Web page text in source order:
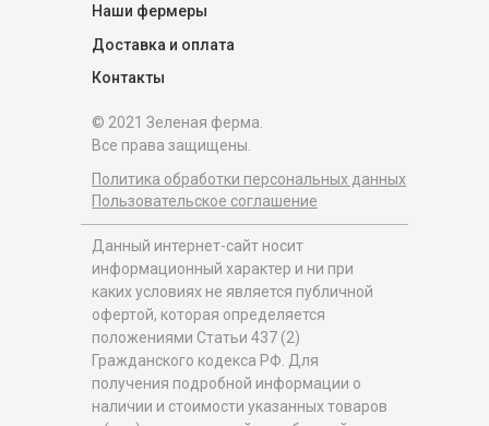
© 2021 Зеленая ферма.
Все права защищены.
Данный интернет-сайт носит
информационный характер и ни при
каких условиях не является публичной
офертой, которая определяется
положениями Статьи 437 (2)
Гражданского кодекса РФ. Для
получения подробной информации о
наличии и стоимости указанных товаров
Политика обработки персональных данных
Пользовательское соглашение
Наши фермеры
Доставка и оплата
Контакты